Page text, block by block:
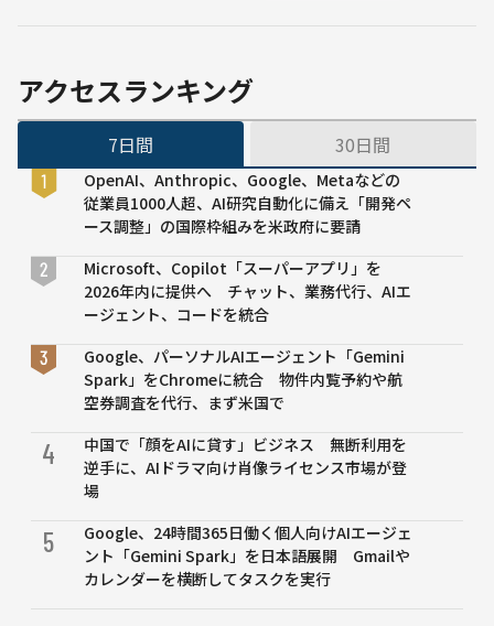
を
ぶ
アクセスランキング
7日間 30日間
OpenAI、Anthropic、Google、Metaなどの
従業員1000人超、AI研究自動化に備え「開発ペ
ース調整」の国際枠組みを米政府に要請
Microsoft、Copilot「スーパーアプリ」を
2026年内に提供へ チャット、業務代行、AIエ
ージェント、コードを統合
Google、パーソナルAIエージェント「Gemini
Spark」をChromeに統合 物件内覧予約や航
空券調査を代行、まず米国で
4
中国で「顔をAIに貸す」ビジネス 無断利用を
逆手に、AIドラマ向け肖像ライセンス市場が登
場
5
Google、24時間365日働く個人向けAIエージェ
ント「Gemini Spark」を日本語展開 Gmailや
カレンダーを横断してタスクを実行